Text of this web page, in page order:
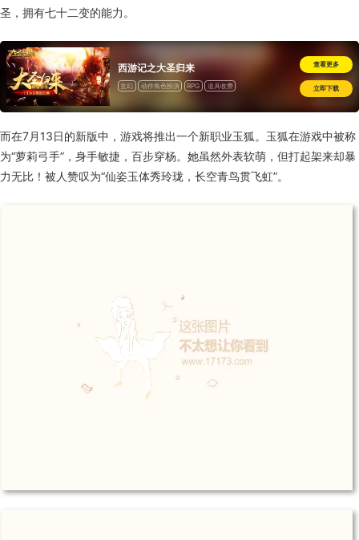
圣，拥有七十二变的能力。
西游记之大圣归来
玄幻 动作角色扮演 RPG 道具收费
查看更多
立即下载
而在7月13日的新版中，游戏将推出一个新职业玉狐。玉狐在游戏中被称
为“萝莉弓手”，身手敏捷，百步穿杨。她虽然外表软萌，但打起架来却暴
力无比！被人赞叹为“仙姿玉体秀玲珑，长空青鸟贯飞虹”。